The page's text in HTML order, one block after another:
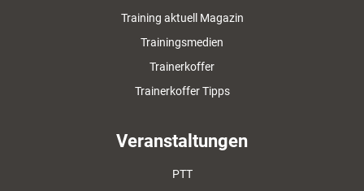
Training aktuell Magazin
Trainingsmedien
Trainerkoffer
Trainerkoffer Tipps
Veranstaltungen
PTT